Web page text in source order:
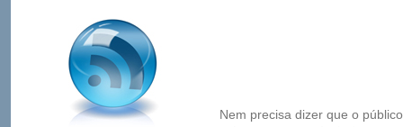
Nem precisa dizer que o